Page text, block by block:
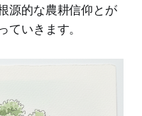
源的な農耕信仰とが
いきます。